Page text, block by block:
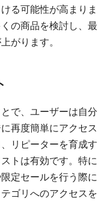
る可能性が高まりま
の商品を検討し、最
がります。
で、ユーザーは自分
再度簡単にアクセス
リピーターを育成す
トは有効です。特に
定セールを行う際に
ゴリへのアクセスを